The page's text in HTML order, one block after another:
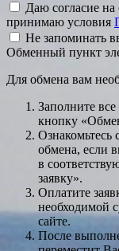
Даю согласие
принимаю условия
Не запоминать
Обменный пункт
Для обмена вам
Заполните
кнопку
Ознакомьтесь
обмена, если
в
заявку».
Оплатите
необходимой
сайте.
После